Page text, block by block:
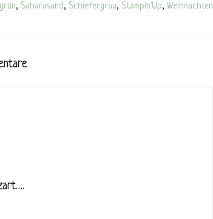
, Saharasand, Schiefergrau, Stampin'Up, Weihnachten